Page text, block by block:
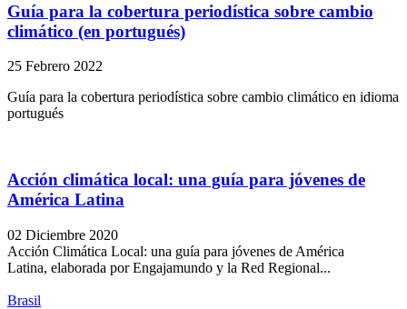
Guía para la cobertura periodística sobre cambio
climático (en portugués)
25 Febrero 2022
Guía para la cobertura periodística sobre cambio climático en idioma
portugués
Acción climática local: una guía para jóvenes de
América Latina
02 Diciembre 2020
Acción Climática Local: una guía para jóvenes de América
Latina, elaborada por Engajamundo y la Red Regional...
Brasil